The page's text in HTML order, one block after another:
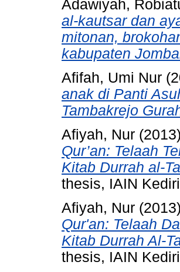
Adawiyah,
al-kautsar dan
mitonan,
kabupaten
Afifah, Umi Nur
anak di Panti
Tambakrejo
Afiyah, Nur (2013)
Qur’an: Telaah
Kitab Durrah al-
thesis, IAIN
Afiyah, Nur (2013)
Qur'an: Telaah
Kitab Durrah Al-
thesis, IAIN